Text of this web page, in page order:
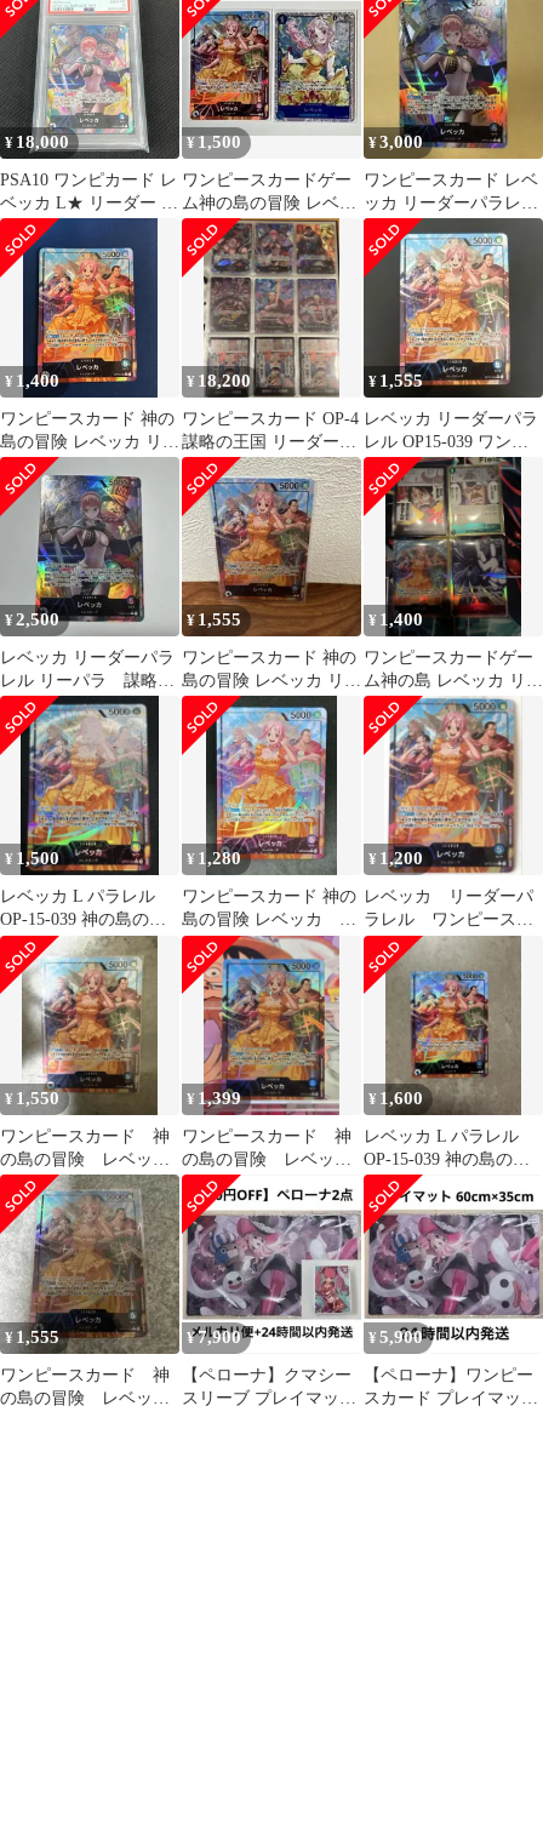
ル ッカ
¥ 18,000
PSA10 ワンピカード レ
ベッカ L★ リーダー パ
ラレル OP04/039P1 謀
略の王国
¥1,500
ワンピースカードゲー
ム神の島の冒険 レベッ
カ Lパラレル OP15-039
¥3,000
ワンピースカード レベ
ッカ リーダーパラレル
謀略の王国OP04-039
¥ 1,400
ワンピースカード 神の
島の冒険 レベッカ リー
ダーパラレル
¥ 18,200
ワンピースカード OP-4
謀略の王国 リーダーパ
ラレルコンプリートセ
ット
¥ 1,555
レベッカ リーダーパラ
レル OP15-039 ワンピ
ースカード 神の島の
冒険
¥2,500
レベッカ リーダーパラ
レル リーパラ 謀略の
王国OP04-039
¥ 1,555
ワンピースカード 神の
島の冒険 レベッカ リー
ダーパラレル
¥ 1,400
ワンピースカードゲー
ム神の島 レベッカ リー
ダーパラレル＆エネル
SR等セット
¥ 1,500
レベッカ L パラレル
OP-15-039 神の島の冒
険 リーダーパラレル
¥ 1,280
ワンピースカード 神の
島の冒険 レベッカ リ
ーダーパラレル
OP15-039
¥ 1,200
レベッカ リーダーパ
ラレル ワンピースカ
ードL★ 神の島の冒険
¥ 1,550
ワンピースカード 神
の島の冒険 レベッ
カ リーダーパラレル
¥ 1,399
ワンピースカード 神
の島の冒険 レベッ
カ L パラレル リー
ダー
¥ 1,600
レベッカ L パラレル
OP-15-039 神の島の冒
険 リーダーパラレル
¥ 1,555
ワンピースカード 神
の島の冒険 レベッ
¥7,900
【ペローナ】クマシー
スリーブ プレイマット
¥ 5,900
【ペローナ】ワンピー
スカード プレイマット